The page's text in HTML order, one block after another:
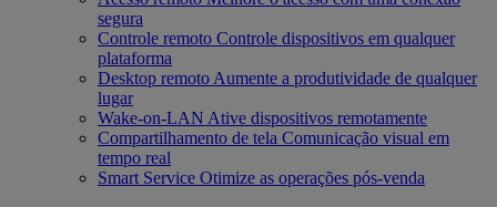
segura
Controle remoto Controle dispositivos em qualquer
plataforma
Desktop remoto Aumente a produtividade de qualquer
lugar
Wake-on-LAN Ative dispositivos remotamente
Compartilhamento de tela Comunicação visual em
tempo real
Smart Service Otimize as operações pós-venda